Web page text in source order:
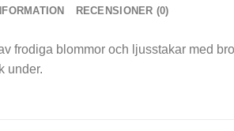
RECENSIONER (0)
frodiga blommor och ljusstakar med
under.